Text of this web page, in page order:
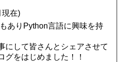
現在)
ありPython言語に興味を持
にして皆さんとシェアさせて
グをはじめました！！